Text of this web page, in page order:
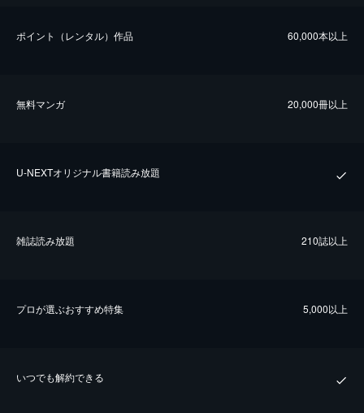
ポイント（レンタル）作品 60,000本以上
無料マンガ 20,000冊以上
U-NEXTオリジナル書籍読み放題
雑誌読み放題 210誌以上
プロが選ぶおすすめ特集 5,000以上
いつでも解約できる